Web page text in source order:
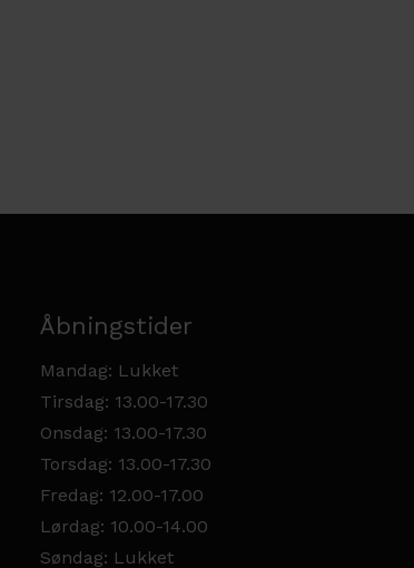
Åbningstider
Mandag: Lukket
Tirsdag: 13.00-17.30
Onsdag: 13.00-17.30
Torsdag: 13.00-17.30
Fredag: 12.00-17.00
Lørdag: 10.00-14.00
Søndag: Lukket